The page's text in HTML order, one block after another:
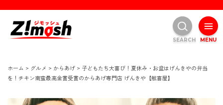
ホーム > グルメ > からあげ > 子どもたち大喜び！夏休み・お盆はげんきやの弁当
を！チキン南蛮最高金賞受賞のからあげ専門店 げんきや【舷喜屋】
MENU
SEARCH